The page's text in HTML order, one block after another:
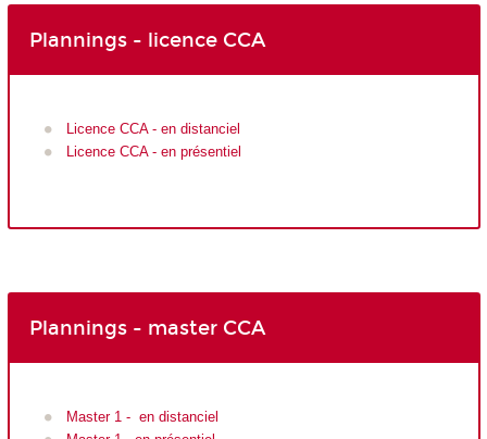
Plannings - licence CCA
Licence CCA - en distanciel
Licence CCA - en présentiel
Plannings - master CCA
Master 1 - en distanciel